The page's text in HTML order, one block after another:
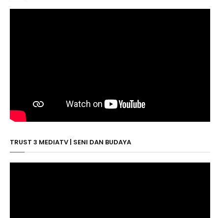
TRUST 3 MEDIATV | SENI DAN BUDAYA